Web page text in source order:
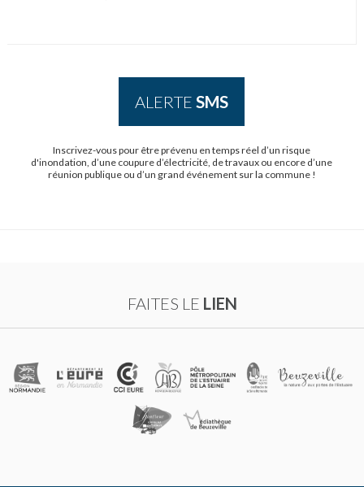
ALERTESMS
Inscrivez-vous pour être prévenu en temps réel d’un risque
d'inondation, d’une coupure d’électricité, de travaux ou encore d’une
réunion publique ou d’un grand événement sur la commune !
FAITES LE LIEN